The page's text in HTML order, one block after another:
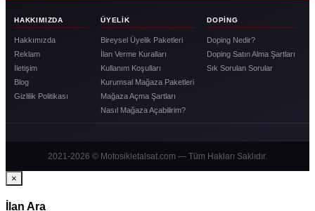
HAKKIMIZDA
Hakkımızda
Reklam
İletişim
Blog
Gizlilik Politikası
ÜYELIK
Bireysel Üyelik Paketleri
İlan Verme Kuralları
Kullanım Koşulları
Kurumsal Mağaza Paketleri
Mağaza Açma Şartları
Nasıl Mağaza Açabilirim?
DOPING
Doping Nedir?
Doping Satın Alma Şartları
Sık Sorulan Sorular
2021-2026 © Motosikletalsat.com — Tüm Hakları Saklıdır.
×
İlan Ara